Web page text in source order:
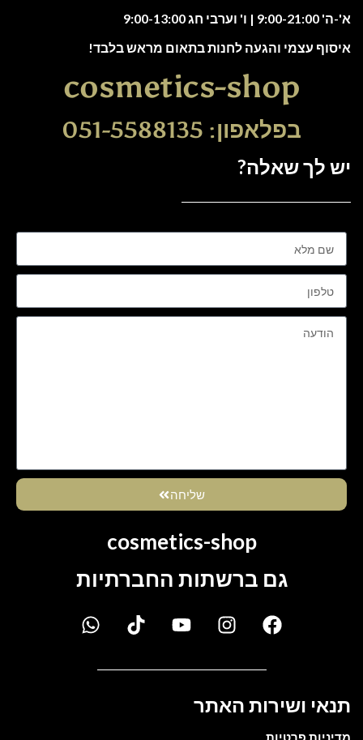
א'-ה' 9:00-21:00 | ו' וערבי חג 9:00-13:00
איסוף עצמי והגעה לחנות בתאום מראש בלבד!
cosmetics-shop
בפלאפון: 051-5588135
יש לך שאלה?
שליחה
cosmetics-shop
גם ברשתות החברתיות
תנאי ושירות האתר
מדיניות פרטיות